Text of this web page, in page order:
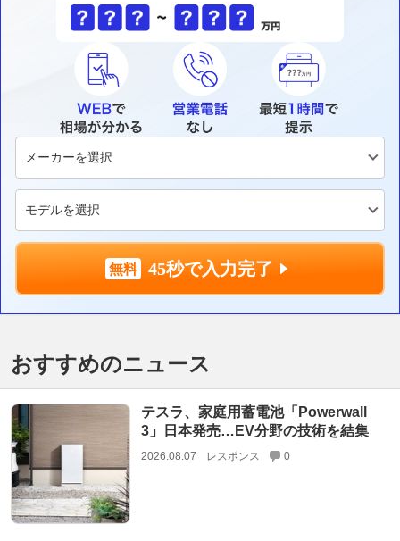
45秒で入力完了
おすすめのニュース
テスラ、家庭用蓄電池「Powerwall
3」日本発売…EV分野の技術を結集
2026.08.07 レスポンス 0